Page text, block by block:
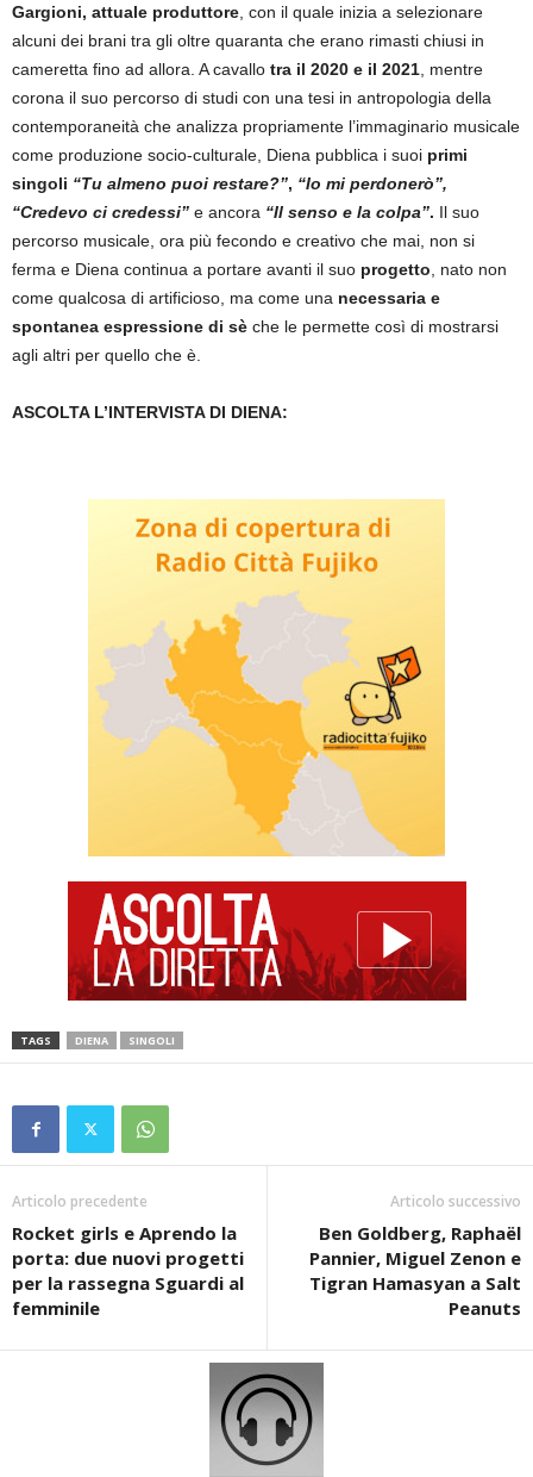
Gargioni, attuale produttore , con il quale inizia a selezionare
alcuni dei brani tra gli oltre quaranta che erano rimasti chiusi in
cameretta fino ad allora. A cavallo tra il 2020 e il 2021 , mentre
corona il suo percorso di studi con una tesi in antropologia della
contemporaneità che analizza propriamente l’immaginario musicale
come produzione socio-culturale, Diena pubblica i suoi primi
singoli “Tu almeno puoi restare?”, “Io mi perdonerò”,
“Credevo ci credessi” e ancora “Il senso e la colpa”. Il suo
percorso musicale, ora più fecondo e creativo che mai, non si
ferma e Diena continua a portare avanti il suo progetto , nato non
come qualcosa di artificioso, ma come una necessaria e
spontanea espressione di sè che le permette così di mostrarsi
agli altri per quello che è.
ASCOLTA L’INTERVISTA DI DIENA:
TAGS DIENA SINGOLI
Articolo precedente
Rocket girls e Aprendo la
porta: due nuovi progetti
per la rassegna Sguardi al
femminile
Articolo successivo
Ben Goldberg, Raphaël
Pannier, Miguel Zenon e
Tigran Hamasyan a Salt
Peanuts